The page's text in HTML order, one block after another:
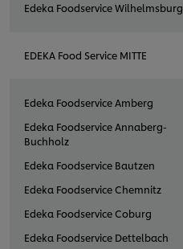
Edeka Foodservice Wilhelmsburg
EDEKA Food Service MITTE
Edeka Foodservice Amberg
Edeka Foodservice Annaberg-
Buchholz
Edeka Foodservice Bautzen
Edeka Foodservice Chemnitz
Edeka Foodservice Coburg
Edeka Foodservice Dettelbach